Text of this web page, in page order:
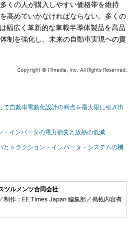
くの人が購入しやすい価格帯を維持
高めていかなければならない。多くの
幅広く革新的な車載半導体製品を高品
制を強化し、未来の自動車実現への貢
Copyright © ITmedia, Inc. All Rights Reserved.
て自動車電動化設計の利点を最大限に引き出
・インバータの電力損失と放熱の低減
とトラクション・インバータ・システムの機
ツルメンツ合同会社
制作：EE Times Japan 編集部／掲載内容有